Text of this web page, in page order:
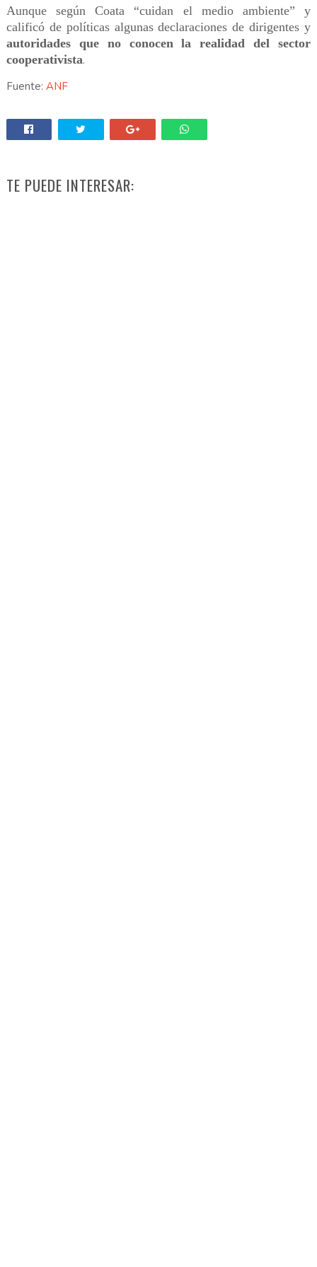
Aunque según Coata “cuidan el medio ambiente” y
calificó de políticas algunas declaraciones de dirigentes y
autoridades que no conocen la realidad del sector
cooperativista.
Fuente: ANF
TE PUEDE INTERESAR: